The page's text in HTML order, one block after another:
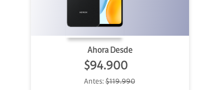
Ahora Desde
$94.900
Antes:$119.990